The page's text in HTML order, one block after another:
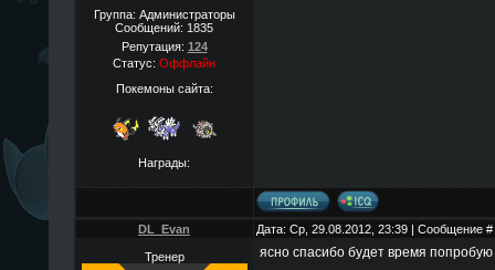
Группа: Администраторы
Сообщений: 1835
Репутация: 124
Статус: Оффлайн
Покемоны сайта:
Награды:
DL_Evan Дата: Ср, 29.08.2012, 23:39 | Сообщение #
Тренер ясно спасибо будет время попробую